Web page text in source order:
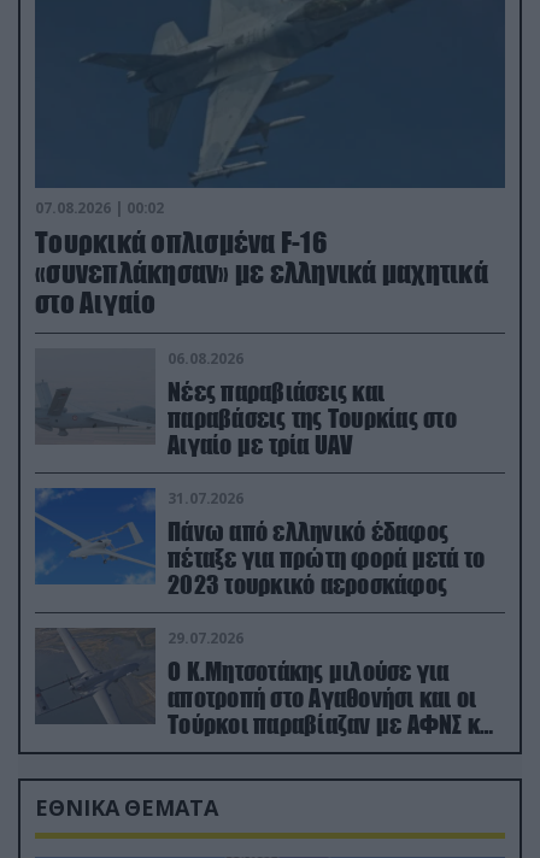
07.08.2026 | 00:02
Τουρκικά οπλισμένα F-16
«συνεπλάκησαν» με ελληνικά μαχητικά
στο Αιγαίο
06.08.2026
Νέες παραβιάσεις και
παραβάσεις της Τουρκίας στο
Αιγαίο με τρία UAV
31.07.2026
Πάνω από ελληνικό έδαφος
πέταξε για πρώτη φορά μετά το
2023 τουρκικό αεροσκάφος
29.07.2026
Ο Κ.Μητσοτάκης μιλούσε για
αποτροπή στο Αγαθονήσι και οι
Τούρκοι παραβίαζαν με ΑΦΝΣ και
drone
ΕΘΝΙΚΑ ΘΕΜΑΤΑ